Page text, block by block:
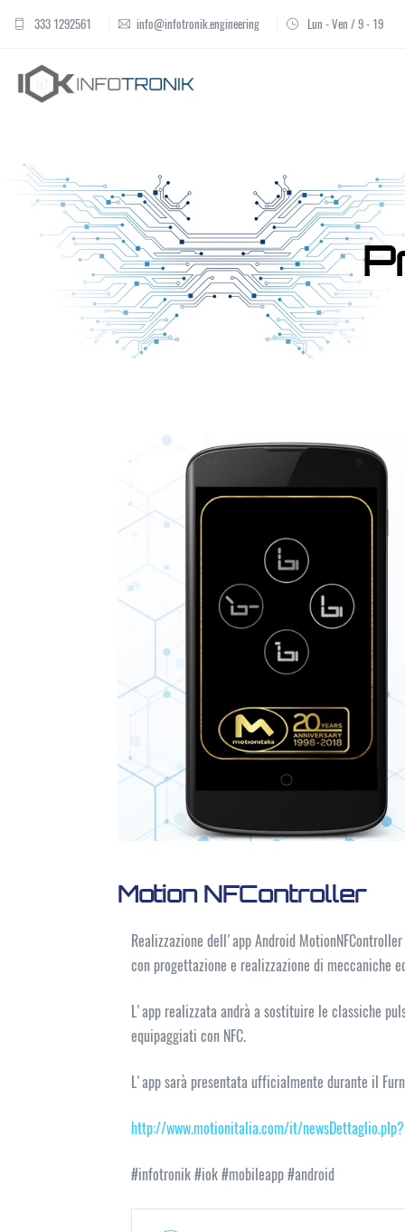
333 1292561 info@infotronik.engineering Lun - Ven / 9 - 19
Motion NFController
Realizzazione dell'app Android
con progettazione e realizzazione di meccaniche
L'app realizzata andrà a sostituire le classiche
equipaggiati con NFC.
L'app sarà presentata ufficialmente durante il
http://www.motionitalia.com/it/
#infotronik #iok #mobileapp #android